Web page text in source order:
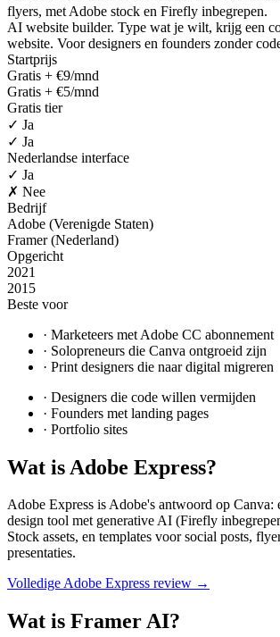
flyers, met Adobe stock en Firefly inbegrepen.
AI website builder. Type wat je wilt, krijg een
website. Voor designers en founders zonder
Startprijs
Gratis + €9/mnd
Gratis + €5/mnd
Gratis tier
✓ Ja
✓ Ja
Nederlandse interface
✓ Ja
✗ Nee
Bedrijf
Adobe (Verenigde Staten)
Framer (Nederland)
Opgericht
2021
2015
Beste voor
· Marketeers met Adobe CC abonnement
· Solopreneurs die Canva ontgroeid zijn
· Print designers die naar digital migreren
· Designers die code willen vermijden
· Founders met landing pages
· Portfolio sites
Wat is Adobe Express?
Adobe Express is Adobe's antwoord op Canva:
design tool met generative AI (Firefly
Stock assets, en templates voor social posts,
presentaties.
VolledigeAdobe Express review →
Wat is Framer AI?